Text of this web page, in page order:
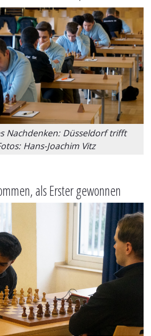
Nachdenken: Düsseldorf trifft
Hans-Joachim Vitz
als Erster gewonnen